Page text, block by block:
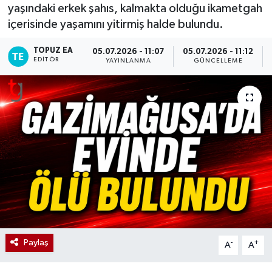
yaşındaki erkek şahıs, kalmakta olduğu ikametgah
içerisinde yaşamını yitirmiş halde bulundu.
TOPUZ EA
EDITÖR
05.07.2026 - 11:07
YAYINLANMA
05.07.2026 - 11:12
GÜNCELLEME
Paylaş A- A+
TÜRKİYE
Haber Arşivi